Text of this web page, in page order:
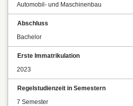
Automobil- und Maschinenbau
Abschluss
Bachelor
Erste Immatrikulation
2023
Regelstudienzeit in Semestern
7 Semester